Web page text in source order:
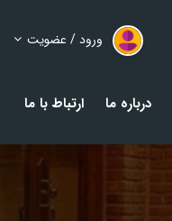
ورود / عضویت
درباره ما ارتباط با ما